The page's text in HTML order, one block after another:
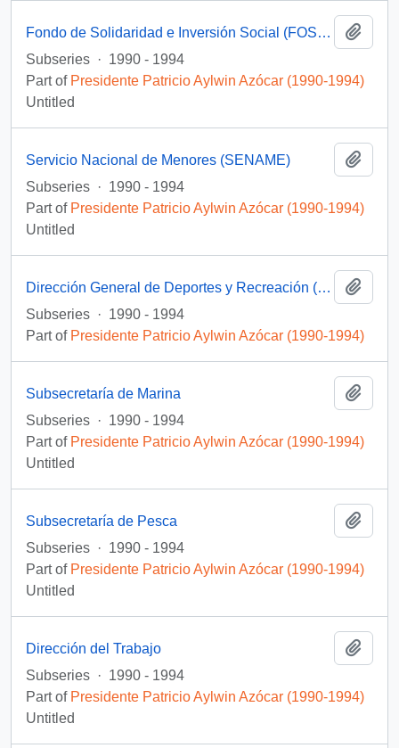
Fondo de Solidaridad e Inversión Social (FOSIS)
Subseries · 1990 - 1994
Part of Presidente Patricio Aylwin Azócar (1990-1994)
Untitled
Servicio Nacional de Menores (SENAME)
Subseries · 1990 - 1994
Part of Presidente Patricio Aylwin Azócar (1990-1994)
Untitled
Dirección General de Deportes y Recreación (DIGEDER)
Subseries · 1990 - 1994
Part of Presidente Patricio Aylwin Azócar (1990-1994)
Subsecretaría de Marina
Subseries · 1990 - 1994
Part of Presidente Patricio Aylwin Azócar (1990-1994)
Untitled
Subsecretaría de Pesca
Subseries · 1990 - 1994
Part of Presidente Patricio Aylwin Azócar (1990-1994)
Untitled
Dirección del Trabajo
Subseries · 1990 - 1994
Part of Presidente Patricio Aylwin Azócar (1990-1994)
Untitled